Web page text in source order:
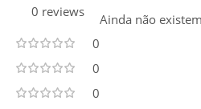
0 reviews
0
0
0
Ainda não